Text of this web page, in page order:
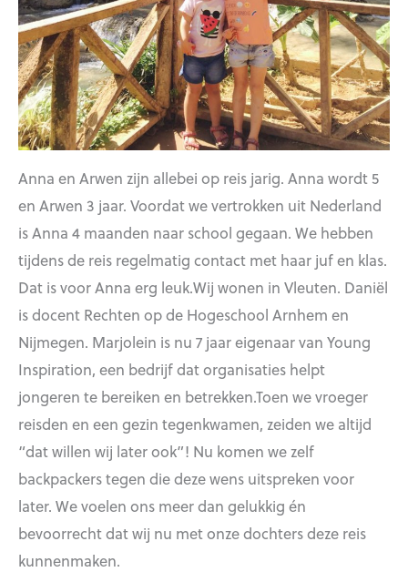
Anna en Arwen zijn allebei op reis jarig. Anna wordt 5
en Arwen 3 jaar. Voordat we vertrokken uit Nederland
is Anna 4 maanden naar school gegaan. We hebben
tijdens de reis regelmatig contact met haar juf en klas.
Dat is voor Anna erg leuk.Wij wonen in Vleuten. Daniël
is docent Rechten op de Hogeschool Arnhem en
Nijmegen. Marjolein is nu 7 jaar eigenaar van Young
Inspiration, een bedrijf dat organisaties helpt
jongeren te bereiken en betrekken.Toen we vroeger
reisden en een gezin tegenkwamen, zeiden we altijd
“dat willen wij later ook”! Nu komen we zelf
backpackers tegen die deze wens uitspreken voor
later. We voelen ons meer dan gelukkig én
bevoorrecht dat wij nu met onze dochters deze reis
kunnenmaken.